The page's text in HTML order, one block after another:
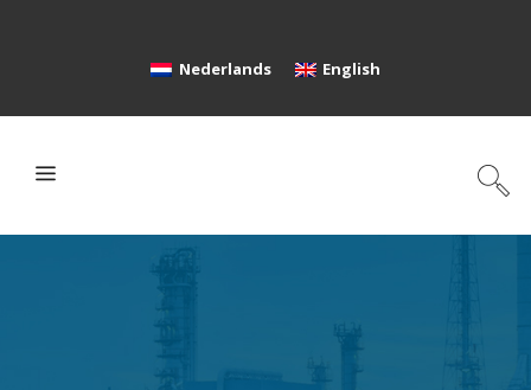
Nederlands English